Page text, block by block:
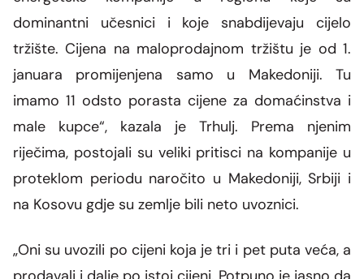
dominantni učesnici i koje snabdijevaju cijelo
tržište. Cijena na maloprodajnom tržištu je od 1.
januara promijenjena samo u Makedoniji. Tu
imamo 11 odsto porasta cijene za domaćinstva i
male kupce“, kazala je Trhulj. Prema njenim
riječima, postojali su veliki pritisci na kompanije u
proteklom periodu naročito u Makedoniji, Srbiji i
na Kosovu gdje su zemlje bili neto uvoznici.
„Oni su uvozili po cijeni koja je tri i pet puta veća, a